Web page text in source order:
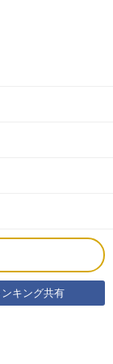
ンキング共有